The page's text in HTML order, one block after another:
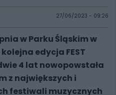
27/06/2023 - 09:26
w Parku Śląskim w
edycja FEST
4 lat nowopowstała
z największych i
festiwali muzycznych